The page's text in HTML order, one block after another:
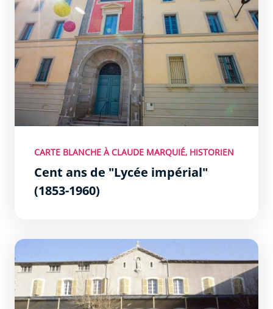
CARTE BLANCHE À CLAUDE MARQUIÉ, HISTORIEN
Cent ans de "Lycée impérial"
(1853-1960)
L&#039;asile des Petites soeurs des pauvres